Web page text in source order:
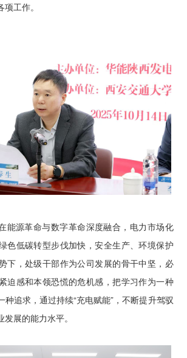
工作。
能源革命与数字革命深度融合，电力市场化
色低碳转型步伐加快，安全生产、环境保护
下，处级干部作为公司发展的骨干中坚，必
迫感和本领恐慌的危机感，把学习作为一种
种追求，通过持续“充电赋能”，不断提升驾驭
展的能力水平。